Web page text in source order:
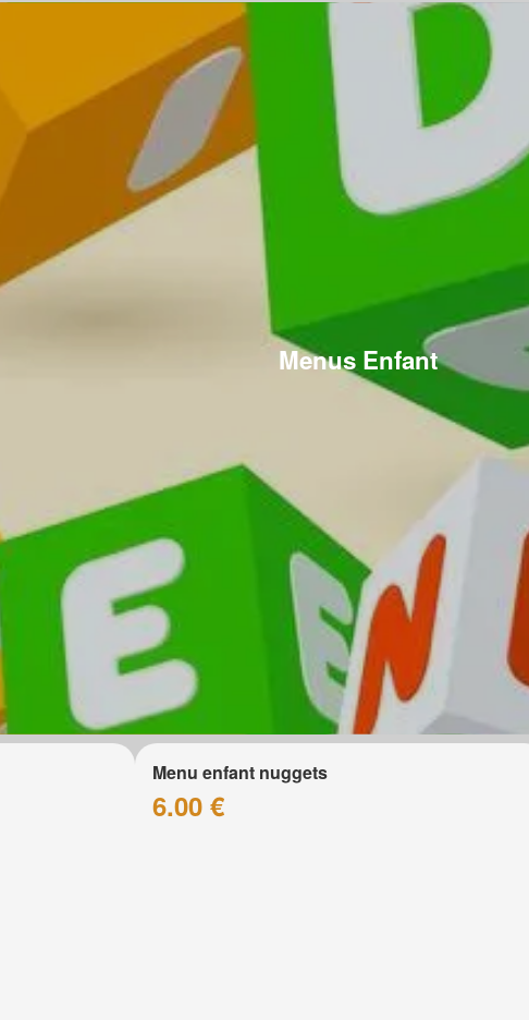
Menus Enfant
Menu enfant nuggets
6.00 €